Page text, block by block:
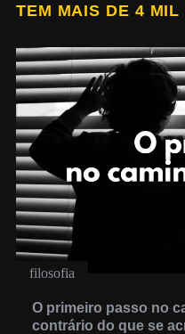
TEM MAIS DE 4 MIL
filosofia
O primeiro passo no
contrário do que se